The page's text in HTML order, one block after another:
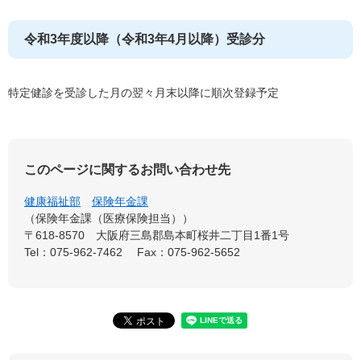
令和3年度以降（令和3年4月以降）受診分
特定健診を受診した月の翌々月末以降に順次登録予定
このページに関するお問い合わせ先
健康福祉部
保険年金課
保険年金課（医療保険担当）
〒618-8570
大阪府三島郡島本町桜井二丁目1番1号
Tel：075-962-7462
Fax：075-962-5652